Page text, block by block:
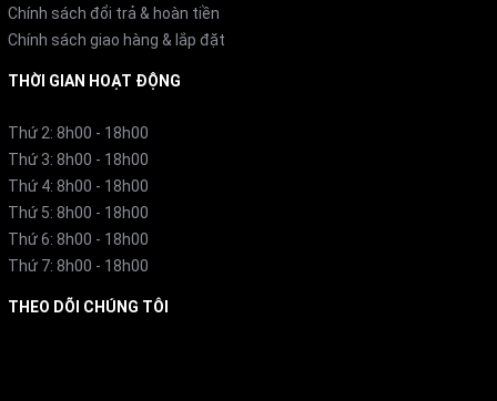
sau mỗi lần sử dụng, ngăn ngừa nấm mốc phát triển.
Hiệu quả đã được kiểm nghiệm tại Phòng thí nghiệm
Dự báo Nấm mốc Nhật Bản, giúp cải thiện chất lượng
5. Điều khiển thông minh qua ứng dụng Eolia
Cho phép bật/tắt, thay đổi nhiệt độ, hẹn giờ và điều
chỉnh các chế độ từ xa bằng điện thoại thông minh.
Hỗ trợ cập nhật phần mềm tự động, gia tăng tiện ích
Chính sách đổi trả & hoàn tiền
Chính sách giao hàng & lắp đặt
THỜI GIAN HOẠT ĐỘNG
Thứ 2: 8h00 - 18h00
Thứ 3: 8h00 - 18h00
Thứ 4: 8h00 - 18h00
Thứ 5: 8h00 - 18h00
Thứ 6: 8h00 - 18h00
Thứ 7: 8h00 - 18h00
THEO DÕI CHÚNG TÔI